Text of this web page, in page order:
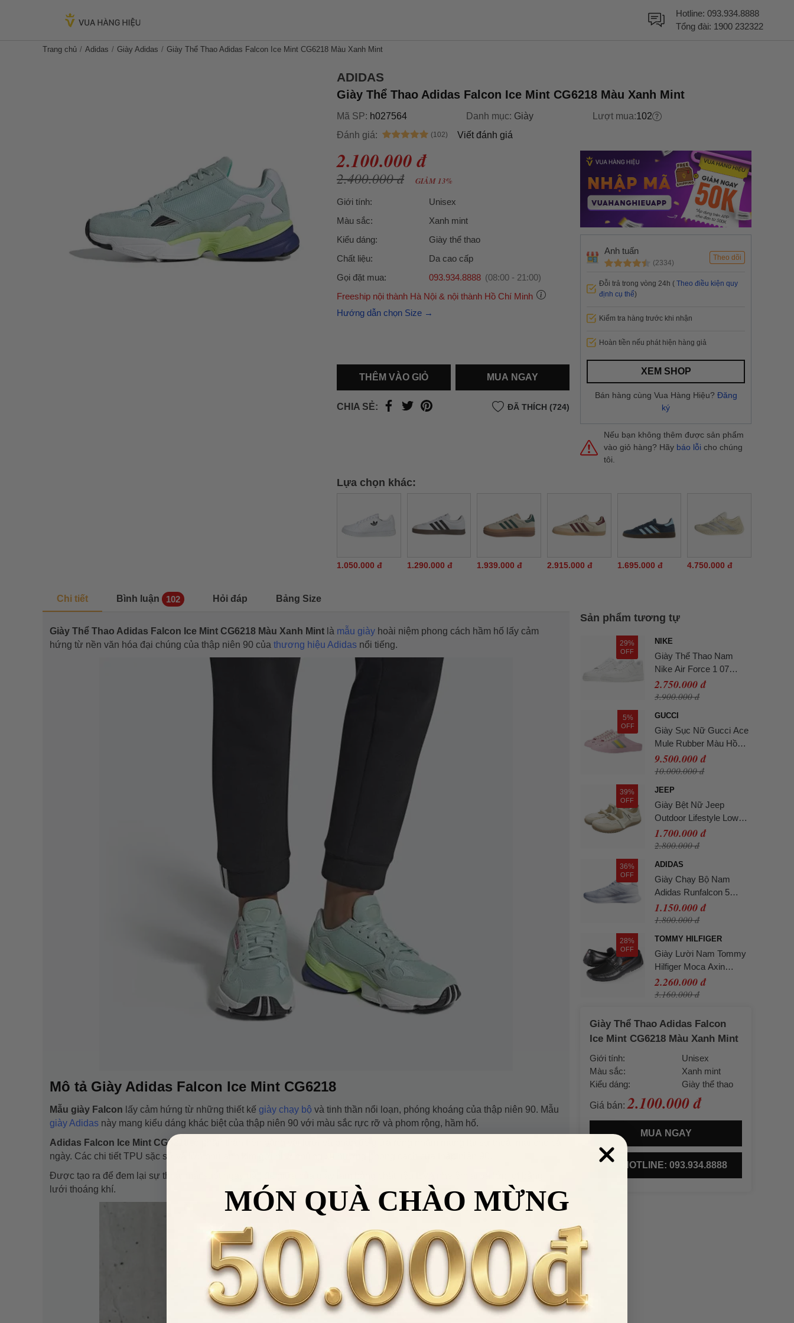
Hotline: 093.934.8888
Tổng đài: 1900 232322
Trang chủ Adidas Giày Adidas Giày Thể Thao Adidas Falcon Ice Mint CG6218 Màu Xanh Mint
ADIDAS
Giày Thể Thao Adidas Falcon Ice Mint CG6218 Màu Xanh Mint
Mã SP: h027564 Danh mục: Giày Lượt mua:102
Đánh giá:
Viết đánh giá
2.100.000 đ
2.400.000 đ GIẢM 13%
Giới tính:
Unisex
Màu sắc:
Xanh mint
Kiểu dáng:
Giày thể thao
Chất liệu:
Da cao cấp
Gọi đặt mua:
093.934.8888 (08:00 - 21:00)
Freeship nội thành Hà Nội & nội thành Hồ Chí Minh
Ưu đãi dành cho bạn
Lưu ý: Với các đơn hàng tại nội thành
thànhHồ Chí Minh
, khách hàng muốn giao nhanh
của khách hàng phí vận chuyển sẽ được thông báo
Hướng dẫn chọn Size →
THÊM VÀO GIỎ MUA NGAY
CHIA SẺ: ĐÃ THÍCH (724)
Lựa chọn khác:
1.050.000 đ 1.290.000 đ 1.939.000 đ 2.915.000 đ 1.695.000 đ 4.750.000 đ
Chi tiết Bình luận 102 Hỏi đáp Bảng Size
Giày Thể Thao Adidas Falcon Ice Mint CG6218 Màu Xanh Mint là mẫu giày hoài niệm phong cách hầm hố lấy cảm
hứng từ nền văn hóa đại chúng của thập niên 90 của thương hiệu Adidas nổi tiếng.
Mô tả Giày Adidas Falcon Ice Mint CG6218
Mẫu giày Falcon lấy cảm hứng từ những thiết kế giày chạy bộ và tinh thần nổi loạn, phóng khoáng của thập niên 90. Mẫu
giày Adidas này mang kiểu dáng khác biệt của thập niên 90 với màu sắc rực rỡ và phom rộng, hầm hố.
Adidas Falcon Ice Mint CG6218
ngày. Các chi tiết TPU sặc sỡ và lớp phủ ánh kim gợi nhớ những xu hướng phong cách của thập niên 90.
Được tạo ra để đem lại sự thoải mái suốt ngày dài, đế giữa của giày làm bằng chất liệu EVA nhẹ êm ái và lớp lót bằng
lưới thoáng khí.
Sản phẩm tương tự
29%
OFF
NIKE
Giày Thể Thao Nam
Nike Air Force 1 07
White CW2288-
111/DD8959-100 Màu
2.750.000 đ
3.900.000 đ
5%
OFF
GUCCI
Giày Sục Nữ Gucci Ace
Mule Rubber Màu Hồng
Size 40
9.500.000 đ
10.000.000 đ
39%
OFF
JEEP
Giày Bệt Nữ Jeep
Outdoor Lifestyle Low
Top P651W13112 Màu
Beige Size 36
1.700.000 đ
2.800.000 đ
36%
OFF
ADIDAS
Giày Chạy Bộ Nam
Adidas Runfalcon 5
IH7757 Cloud White
Màu Trắng Size 40
1.150.000 đ
1.800.000 đ
28%
OFF
TOMMY HILFIGER
Giày Lười Nam Tommy
Hilfiger Moca Axin
Loafer AXIN - BLK Màu
Đen Size 9
2.260.000 đ
3.160.000 đ
Giày Thể Thao Adidas Falcon
Ice Mint CG6218 Màu Xanh Mint
Giới tính:
Unisex
Màu sắc:
Xanh mint
Kiểu dáng:
Giày thể thao
Giá bán: 2.100.000 đ
MUA NGAY
HOTLINE: 093.934.8888
Anh tuấn
(2334)
Theo dõi
Đỗi trả trong vòng 24h ( Theo điều kiện quy
định cụ thể)
Kiểm tra hàng trước khi nhận
Hoàn tiền nếu phát hiện hàng giả
XEM SHOP
Bán hàng cùng Vua Hàng Hiệu? Đăng
ký
Nếu bạn không thêm được sản phẩm
vào giỏ hàng? Hãy báo lỗi cho chúng
tôi.
MÓN QUÀ CHÀO MỪNG